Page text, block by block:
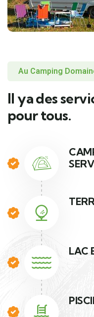
Au Camping
Il ya des
pour tous.
LAC